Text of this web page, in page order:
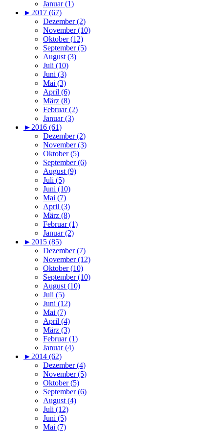
Januar (1)
► 2017 (67)
Dezember (2)
November (10)
Oktober (12)
September (5)
August (3)
Juli (10)
Juni (3)
Mai (3)
April (6)
März (8)
Februar (2)
Januar (3)
► 2016 (61)
Dezember (2)
November (3)
Oktober (5)
September (6)
August (9)
Juli (5)
Juni (10)
Mai (7)
April (3)
März (8)
Februar (1)
Januar (2)
► 2015 (85)
Dezember (7)
November (12)
Oktober (10)
September (10)
August (10)
Juli (5)
Juni (12)
Mai (7)
April (4)
März (3)
Februar (1)
Januar (4)
► 2014 (62)
Dezember (4)
November (5)
Oktober (5)
September (6)
August (4)
Juli (12)
Juni (5)
Mai (7)